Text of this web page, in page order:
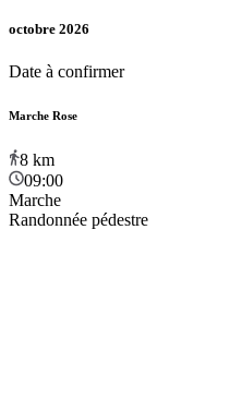
octobre 2026
Date à confirmer
Marche Rose
8 km
09:00
Marche
Randonnée pédestre